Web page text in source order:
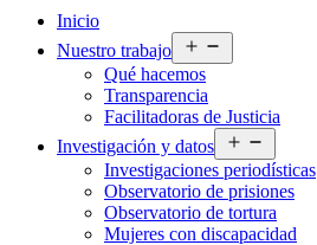
Inicio
Nuestro trabajo
el
Qué hacemos
Transparencia
Facilitadoras de Justicia
Investigación y datos
el
menú
Investigaciones periodísticas
Observatorio de prisiones
Observatorio de tortura
Mujeres con discapacidad